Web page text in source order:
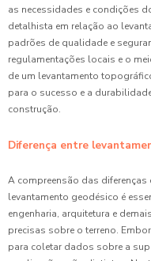
as necessidades e condições
detalhista em relação ao
padrões de qualidade e
regulamentações locais e o
de um levantamento
para o sucesso e a
construção.
Diferença entre
A compreensão das
levantamento geodésico é
engenharia, arquitetura e
precisas sobre o terreno.
para coletar dados sobre a